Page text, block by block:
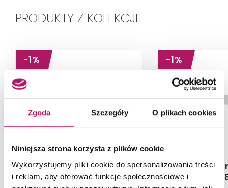
Zgoda Szczegóły O plikach cookies
Niniejsza strona korzysta z plików cookie
Wykorzystujemy pliki cookie do spersonalizowania treści
i reklam, aby oferować funkcje społecznościowe i
PRODUKTY Z KOLEKCJI
-1%
Cersanit Larga S932-013
-1%
Cersanit